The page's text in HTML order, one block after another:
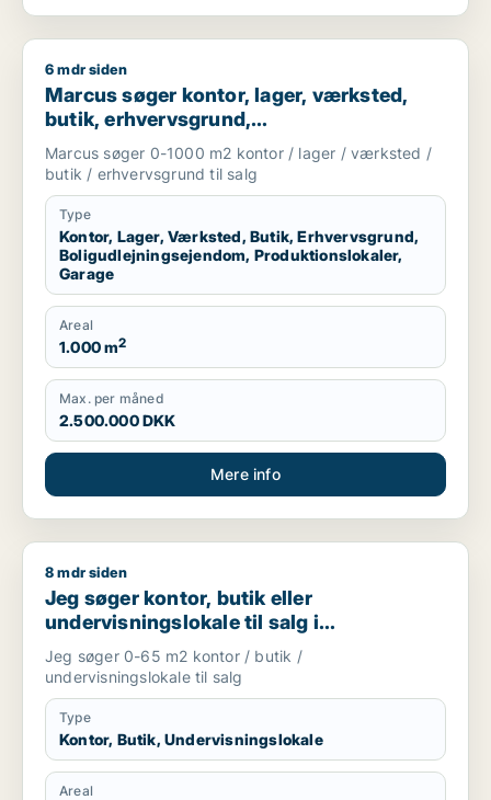
Marcus søger kontor, lager, værksted, butik,
6 mdr siden
Marcus søger kontor, lager, værksted,
butik, erhvervsgrund,
boligudlejningsejendom,
produktionslokaler eller garage til salg i
Storkøbenhavn
Marcus søger 0-1000 m2 kontor / lager / værksted /
butik / erhvervsgrund til salg
Type
Kontor, Lager, Værksted, Butik, Erhvervsgrund,
Boligudlejningsejendom, Produktionslokaler,
Garage
Areal
1.000 m2
Max. per måned
2.500.000 DKK
Mere info
Jeg søger kontor, butik eller undervisningslokale til salg i
8 mdr siden
Jeg søger kontor, butik eller
undervisningslokale til salg i
Storkøbenhavn, Nordsjælland eller Fyn
m.fl.
Jeg søger 0-65 m2 kontor / butik /
undervisningslokale til salg
Type
Kontor, Butik, Undervisningslokale
Areal